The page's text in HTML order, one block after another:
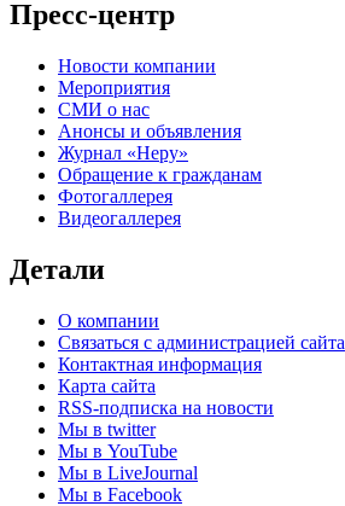
Пресс-центр
Новости компании
Мероприятия
СМИ о нас
Анонсы и объявления
Журнал «Неру»
Обращение к гражданам
Фотогаллерея
Видеогаллерея
Детали
О компании
Связаться с администрацией сайта
Контактная информация
Карта сайта
RSS-подписка на новости
Мы в twitter
Мы в YouTube
Мы в LiveJournal
Мы в Facebook